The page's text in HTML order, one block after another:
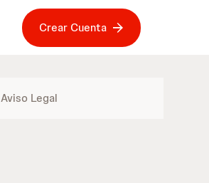
Crear Cuenta
Aviso Legal